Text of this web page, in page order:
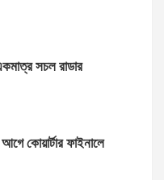
সচল রাডার
কোয়ার্টার ফাইনালে